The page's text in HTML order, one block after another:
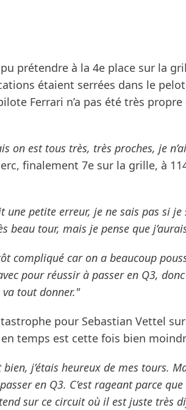
prétendre à la 4e place sur la
étaient serrées dans le
Ferrari n’a pas été très
on est tous très, très proches, je
finalement 7e sur la grille, à
une petite erreur, je ne sais pas si
beau tour, mais je pense que
compliqué car on a beaucoup
pour réussir à passer en Q3,
tout donner."
pour Sebastian Vettel
en temps est cette fois bien
bien, j’étais heureux de mes tours.
en Q3. C’est rageant parce que
sur ce circuit où il est juste très